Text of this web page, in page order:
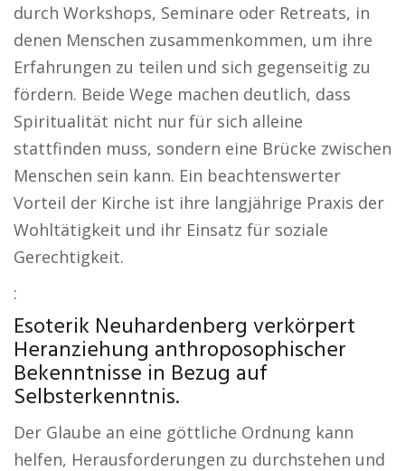
durch Workshops, Seminare oder Retreats, in
denen Menschen zusammenkommen, um ihre
Erfahrungen zu teilen und sich gegenseitig zu
fördern. Beide Wege machen deutlich, dass
Spiritualität nicht nur für sich alleine
stattfinden muss, sondern eine Brücke zwischen
Menschen sein kann. Ein beachtenswerter
Vorteil der Kirche ist ihre langjährige Praxis der
Wohltätigkeit und ihr Einsatz für soziale
Gerechtigkeit.
:
Esoterik Neuhardenberg verkörpert
Heranziehung anthroposophischer
Bekenntnisse in Bezug auf
Selbsterkenntnis.
Der Glaube an eine göttliche Ordnung kann
helfen, Herausforderungen zu durchstehen und